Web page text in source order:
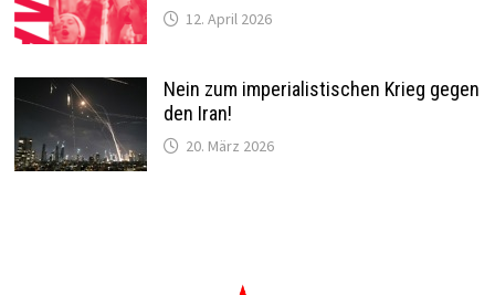
12. April 2026
Nein zum imperialistischen Krieg gegen
den Iran!
20. März 2026